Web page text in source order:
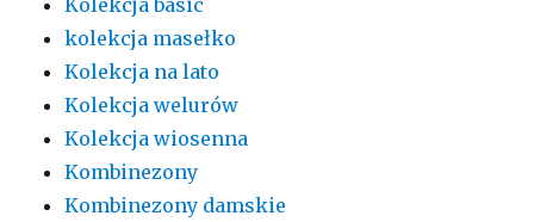
kolekcja masełko
Kolekcja na lato
Kolekcja welurów
Kolekcja wiosenna
Kombinezony
Kombinezony damskie